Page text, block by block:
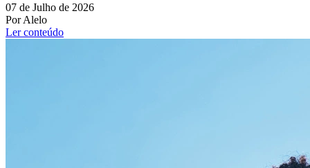
07 de Julho de 2026
Por Alelo
Ler conteúdo